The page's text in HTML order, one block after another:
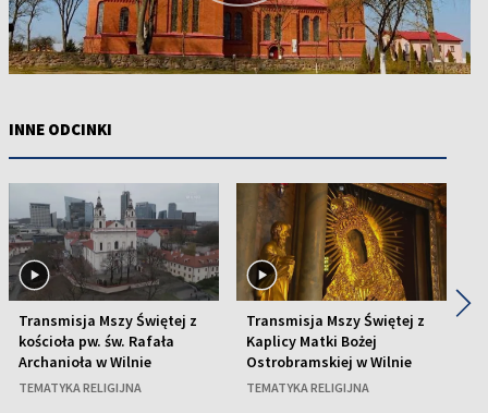
INNE ODCINKI
Transmisja Mszy Świętej z
kościoła pw. św. Rafała
Archanioła w Wilnie
TEMATYKA RELIGIJNA
Transmisja Mszy Świętej z
Kaplicy Matki Bożej
Ostrobramskiej w Wilnie
TEMATYKA RELIGIJNA
▶